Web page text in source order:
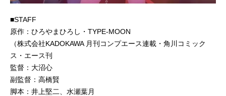
■STAFF
原作：ひろやまひろし・TYPE-MOON
（株式会社KADOKAWA 月刊コンプエース連載・角川コミック
ス・エース刊
監督：大沼心
副監督：高橋賢
脚本：井上堅二、水瀬葉月